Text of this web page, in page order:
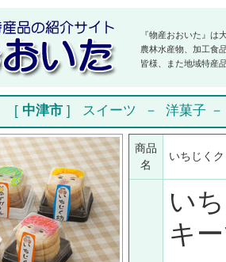
『物産おおいた』は
農林水産物、加工食
皆様、また地域特産
[ 中津市 ] スイーツ － 洋菓子
商品
名
いちじく
い
キ